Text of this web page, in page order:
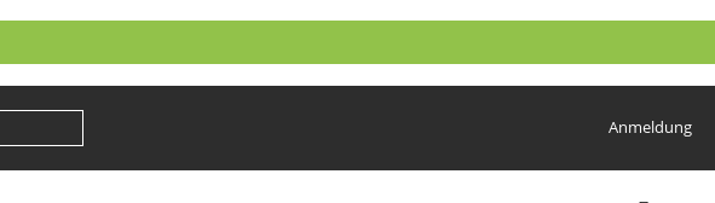
Anmeldung